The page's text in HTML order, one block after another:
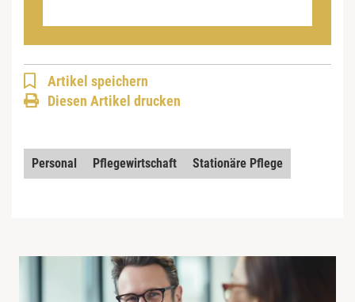
Artikel speichern
Diesen Artikel drucken
Personal Pflegewirtschaft Stationäre Pflege